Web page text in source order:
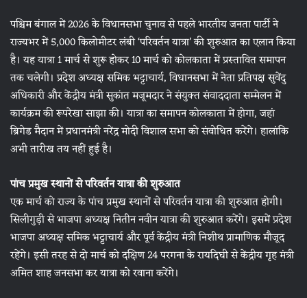
पश्चिम बंगाल में 2026 के विधानसभा चुनाव से पहले भारतीय जनता पार्टी ने
राज्यभर में 5,000 किलोमीटर लंबी ‘परिवर्तन यात्रा’ की शुरुआत का एलान किया
है। यह यात्रा 1 मार्च से शुरू होकर 10 मार्च को कोलकाता में प्रस्तावित समापन
तक चलेगी। प्रदेश अध्यक्ष समिक भट्टाचार्य, विधानसभा में नेता प्रतिपक्ष सुवेंदु
अधिकारी और केंद्रीय मंत्री सुकांत मजूमदार ने संयुक्त संवाददाता सम्मेलन में
कार्यक्रम की रूपरेखा साझा की। यात्रा का समापन कोलकाता में होगा, जहां
ब्रिगेड मैदान में प्रधानमंत्री नरेंद्र मोदी विशाल सभा को संवोधित करेंगे। हालांकि
अभी तारीख तय नहीं हुई है।
पांच प्रमुख स्थानों से परिवर्तन यात्रा की शुरुआत
एक मार्च को राज्य के पांच प्रमुख स्थानों से परिवर्तन यात्रा की शुरुआत होगी।
सिलीगुड़ी से भाजपा अध्यक्ष नितीन नवीन यात्रा की शुरुआत करेंगे। इसमें प्रदेश
भाजपा अध्यक्ष समिक भट्टाचार्य और पूर्व केंद्रीय मंत्री निशीथ प्रामाणिक मौजूद
रहेंगे। इसी तरह से दो मार्च को दक्षिण 24 परगना के रायदिघी से केंद्रीय गृह मंत्री
अमित शाह जनसभा कर यात्रा को रवाना करेंगे।